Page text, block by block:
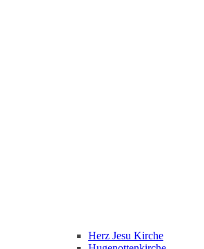
Herz Jesu Kirche